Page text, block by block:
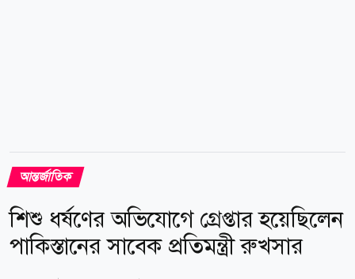
আন্তর্জাতিক
শিশু ধর্ষণের অভিযোগে গ্রেপ্তার হয়েছিলেন
পাকিস্তানের সাবেক প্রতিমন্ত্রী রুখসার